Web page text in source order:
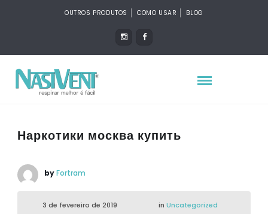
OUTROS PRODUTOS COMO USAR BLOG
Наркотики москва купить
byFortram
3 de fevereiro de 2019 in Uncategorized